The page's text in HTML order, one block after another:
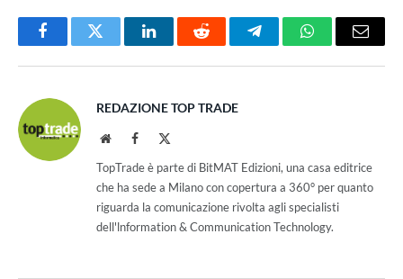
FacebookTwitter LinkedInReddit TelegramWhatsAppEmail
REDAZIONE TOP TRADE
WebsiteFacebook
TopTrade è parte di BitMAT Edizioni, una casa editrice
che ha sede a Milano con copertura a 360° per quanto
riguarda la comunicazione rivolta agli specialisti
dell'lnformation & Communication Technology.